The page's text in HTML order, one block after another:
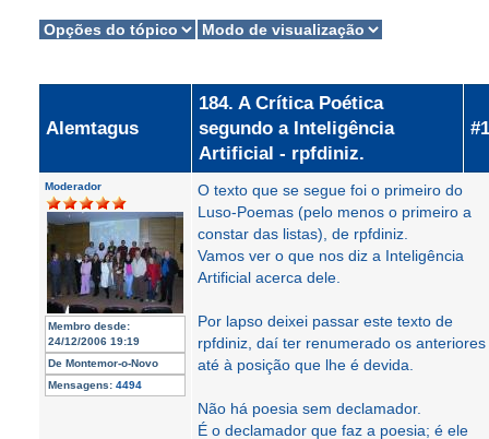
Alemtagus
184. A Crítica Poética
segundo a Inteligência
Artificial - rpfdiniz.
#1
Moderador
Membro desde:
24/12/2006 19:19
De Montemor-o-Novo
Mensagens: 4494
O texto que se segue foi o primeiro do
Luso-Poemas (pelo menos o primeiro a
constar das listas), de rpfdiniz.
Vamos ver o que nos diz a Inteligência
Artificial acerca dele.
Por lapso deixei passar este texto de
rpfdiniz, daí ter renumerado os anteriores
até à posição que lhe é devida.
Não há poesia sem declamador.
É o declamador que faz a poesia; é ele